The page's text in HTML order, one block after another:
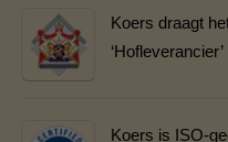
Koers draagt
‘Hofleverancier’
Koers is ISO-